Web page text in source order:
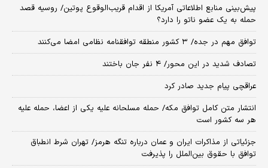
پیش‌بینی منابع اطلاعاتی آمریکا از اقدام قریب‌الوقوع پوتین/ روسیه قصد
حمله به یک عضو ناتو را دارد؟
توافق مهم در جده/ ۳ کشور منطقه توافقنامه نظامی امضا می‌کنند
تصادف شدید در این محور/ ۴ نفر جان باختند
عراقچی پیام جدید صادر کرد
انتشار متن کامل توافق مکه/ حمله مسلحانه علیه یکی از اعضا، حمله علیه
هر سه کشور است
جزئیاتی از مذاکرات ایران و عمان درباره تنگه هرمز/ تهران شرط انطباق
توافق با حقوق بین‌الملل را پذیرفت